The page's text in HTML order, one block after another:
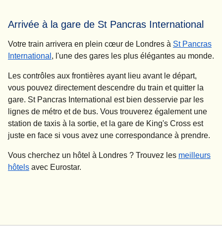
Arrivée à la gare de St Pancras International
Votre train arrivera en plein cœur de Londres à St Pancras
International , l'une des gares les plus élégantes au monde.
Les contrôles aux frontières ayant lieu avant le départ,
vous pouvez directement descendre du train et quitter la
gare. St Pancras International est bien desservie par les
lignes de métro et de bus. Vous trouverez également une
station de taxis à la sortie, et la gare de King's Cross est
juste en face si vous avez une correspondance à prendre.
Vous cherchez un hôtel à Londres ? Trouvez les meilleurs
hôtels avec Eurostar.